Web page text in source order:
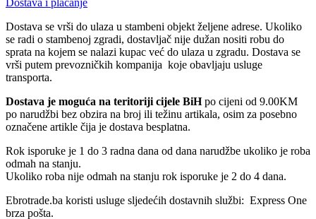
Dostava i plaćanje
Dostava se vrši do ulaza u stambeni objekt željene adrese. Ukoliko
se radi o stambenoj zgradi, dostavljač nije dužan nositi robu do
sprata na kojem se nalazi kupac već do ulaza u zgradu. Dostava se
vrši putem prevozničkih kompanija koje obavljaju usluge
transporta.
Dostava je moguća na teritoriji cijele BiHpo cijeni od 9.00KM
po narudžbi bez obzira na broj ili težinu artikala, osim za posebno
označene artikle čija je dostava besplatna.
Rok isporuke je 1 do 3 radna dana od dana narudžbe ukoliko je roba
odmah na stanju.
Ukoliko roba nije odmah na stanju rok isporuke je 2 do 4 dana.
Ebrotrade.ba koristi usluge sljedećih dostavnih službi: Express One
brza pošta.